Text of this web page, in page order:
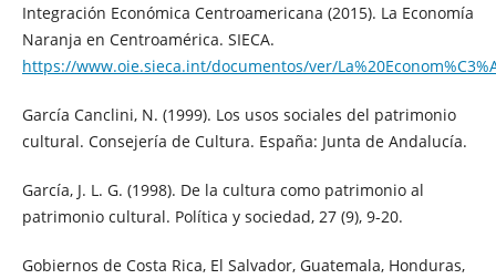
Integración Económica Centroamericana (2015). La Economía
Naranja en Centroamérica. SIECA.
https://www.oie.sieca.int/documentos/ver/
García Canclini, N. (1999). Los usos sociales del patrimonio
cultural. Consejería de Cultura. España: Junta de Andalucía.
García, J. L. G. (1998). De la cultura como patrimonio al
patrimonio cultural. Política y sociedad, 27 (9), 9-20.
Gobiernos de Costa Rica, El Salvador, Guatemala, Honduras,